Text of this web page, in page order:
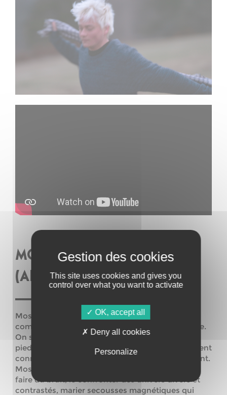
MOSSAÏ MOSSAÏ
(ALTERNATIVE/INDÉ)
Mossaï Mossaï ça fait pas très tourangeaux
comme nom mais c’est à l
image de leur musique.
On se demande la première fois où on met les
pieds, c
est dépaysant bien que les éléments soient
connus, surprenant et au final, sacrément prenant.
Mossaï Mossaï cherche de nouvelles voies pour
faire du bruit, le confronter des univers divers et
contrastés, marier secousses magnétiques qui
This site uses cookies and gives you
control over what you want to activate
OK, accept all
Deny all cookies
Personalize